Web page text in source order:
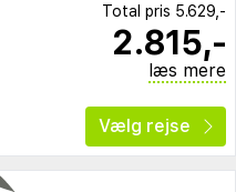
Total pris 5.629,-
2.815,-
læs mere
Vælg rejse